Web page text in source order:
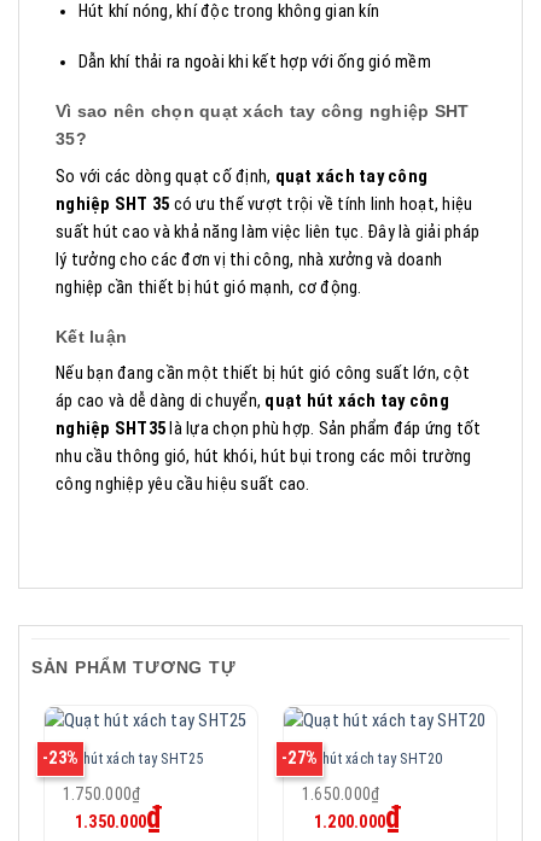
Hút khí nóng, khí độc trong không gian kín
Dẫn khí thải ra ngoài khi kết hợp với ống gió mềm
Vì sao nên chọn quạt xách tay công nghiệp SHT
35?
So với các dòng quạt cố định, quạt xách tay công
nghiệp SHT 35 có ưu thế vượt trội về tính linh hoạt, hiệu
suất hút cao và khả năng làm việc liên tục. Đây là giải pháp
lý tưởng cho các đơn vị thi công, nhà xưởng và doanh
nghiệp cần thiết bị hút gió mạnh, cơ động.
Kết luận
Nếu bạn đang cần một thiết bị hút gió công suất lớn, cột
áp cao và dễ dàng di chuyển, quạt hút xách tay công
nghiệp SHT35là lựa chọn phù hợp. Sản phẩm đáp ứng tốt
nhu cầu thông gió, hút khói, hút bụi trong các môi trường
công nghiệp yêu cầu hiệu suất cao.
SẢN PHẨM TƯƠNG TỰ
-23%
Quạt hút xách tay SHT25
1.750.000₫
gốc
là:
1.350.000₫
-27%
Quạt hút xách tay SHT20
1.650.000₫
gốc
là:
1.200.000₫